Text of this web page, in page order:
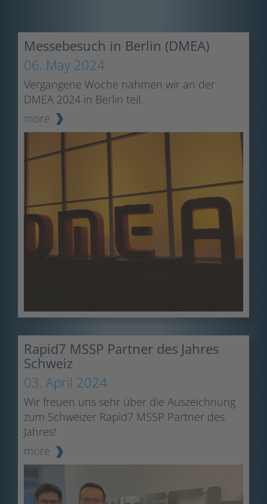
Messebesuch in Berlin (DMEA)
06. May 2024
Vergangene Woche nahmen wir an der
DMEA 2024 in Berlin teil.
more
Rapid7 MSSP Partner des Jahres
Schweiz
03. April 2024
Wir freuen uns sehr über die Auszeichnung
zum Schweizer Rapid7 MSSP Partner des
Jahres!
more